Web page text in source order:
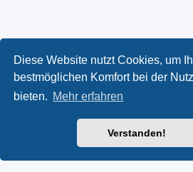
Diese Website nutzt Cookies, um
bestmöglichen Komfort bei der
bieten. Mehr erfahren
Verstanden!